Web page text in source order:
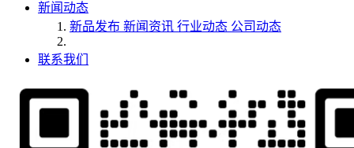
新闻动态
新品发布 新闻资讯 行业动态 公司动态
联系我们